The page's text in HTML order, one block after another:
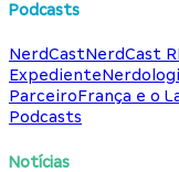
Podcasts
NerdCastNerdCast
Expediente
ParceiroFrança e o
Podcasts
Notícias